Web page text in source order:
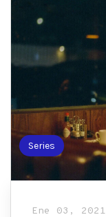
Series
Ene 03, 2021